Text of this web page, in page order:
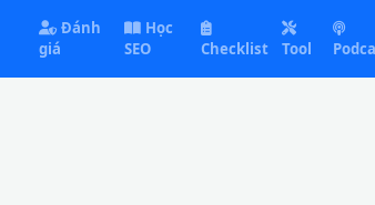
Đánh
giá
Học
SEO
Checklist Tool